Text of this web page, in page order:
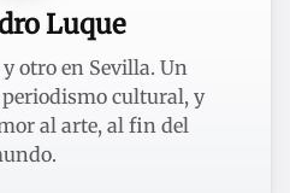
Luque
otro en Sevilla. Un
cultural, y
al arte, al fin del